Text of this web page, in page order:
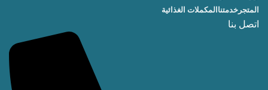
المتجر خدمتنا المكملات الغذائية
اتصل بنا